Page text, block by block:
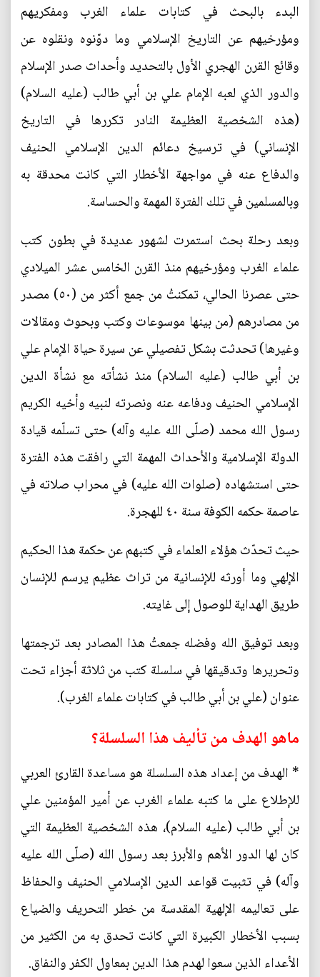
البدء بالبحث في كتابات علماء الغرب ومفكريهم
ومؤرخيهم عن التاريخ الإسلامي وما دوّنوه ونقلوه عن
وقائع القرن الهجري الأول بالتحديد وأحداث صدر الإسلام
والدور الذي لعبه الإمام علي بن أبي طالب (عليه السلام)
(هذه الشخصية العظيمة النادر تكررها في التاريخ
الإنساني) في ترسيخ دعائم الدين الإسلامي الحنيف
والدفاع عنه في مواجهة الأخطار التي كانت محدقة به
وبالمسلمين في تلك الفترة المهمة والحساسة.
وبعد رحلة بحث استمرت لشهور عديدة في بطون كتب
علماء الغرب ومؤرخيهم منذ القرن الخامس عشر الميلادي
حتى عصرنا الحالي، تمكنتُ من جمع أكثر من (٥٠) مصدر
من مصادرهم (من بينها موسوعات وكتب وبحوث ومقالات
وغيرها) تحدثت بشكل تفصيلي عن سيرة حياة الإمام علي
بن أبي طالب (عليه السلام) منذ نشأته مع نشأة الدين
الإسلامي الحنيف ودفاعه عنه ونصرته لنبيه وأخيه الكريم
رسول الله محمد (صلّى الله عليه وآله) حتى تسلّمه قيادة
الدولة الإسلامية والأحداث المهمة التي رافقت هذه الفترة
حتى استشهاده (صلوات الله عليه) في محراب صلاته في
عاصمة حكمه الكوفة سنة ٤٠ للهجرة.
حيث تحدّث هؤلاء العلماء في كتبهم عن حكمة هذا الحكيم
الإلهي وما أورثه للإنسانية من تراث عظيم يرسم للإنسان
طريق الهداية للوصول إلى غايته.
وبعد توفيق الله وفضله جمعتُ هذا المصادر بعد ترجمتها
وتحريرها وتدقيقها في سلسلة كتب من ثلاثة أجزاء تحت
عنوان (علي بن أبي طالب في كتابات علماء الغرب).
ماهو الهدف من تأليف هذا السلسلة؟
* الهدف من إعداد هذه السلسلة هو مساعدة القارئ العربي
للإطلاع على ما كتبه علماء الغرب عن أمير المؤمنين علي
بن أبي طالب (عليه السلام)، هذه الشخصية العظيمة التي
كان لها الدور الأهم والأبرز بعد رسول الله (صلّى الله عليه
وآله) في تثبيت قواعد الدين الإسلامي الحنيف والحفاظ
على تعاليمه الإلهية المقدسة من خطر التحريف والضياع
بسبب الأخطار الكبيرة التي كانت تحدق به من الكثير من
الأعداء الذين سعوا لهدم هذا الدين بمعاول الكفر والنفاق.